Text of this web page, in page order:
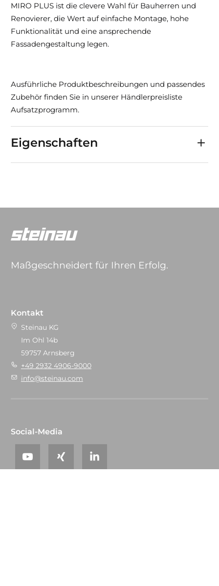
MIRO PLUS ist die clevere Wahl für Bauherren und
Renovierer, die Wert auf einfache Montage, hohe
Funktionalität und eine ansprechende
Fassadengestaltung legen.
Ausführliche Produktbeschreibungen und passendes
Zubehör finden Sie in unserer Händlerpreisliste
Aufsatzprogramm.
Eigenschaften
Maßgeschneidert für Ihren Erfolg.
Kontakt
Steinau KG
Im Ohl 14b
59757 Arnsberg
+49 2932 4906-9000
info@steinau.com
Social-Media